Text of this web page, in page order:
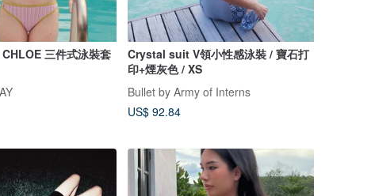
三件式泳裝套
Crystal suit V領小性感泳裝 / 寶石打
印+煙灰色 / XS
Bullet by Army of Interns
US$ 92.84